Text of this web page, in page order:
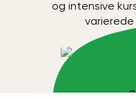
og intensive